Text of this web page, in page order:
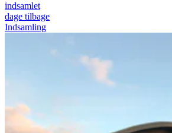
indsamlet
dage tilbage
Indsamling